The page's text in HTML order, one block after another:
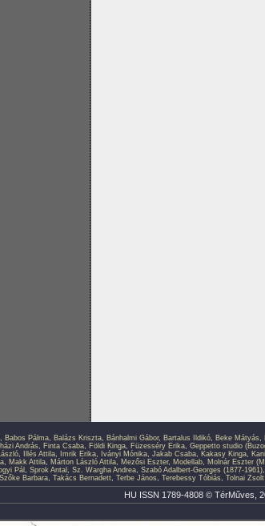
, Babos Pálma, Balázs Kriszta, Bánhalmi Gábor, Bartalus Ildikó, Beke Mátyás,
András, Finta Csaba, Földi Kinga, Füzesséry Erika, Geppetto studio
, Illés Attila, Imrik Erika, Iványi Mónika, Jakab Csaba, Kakasy Kinga,
, Makk Attila, Márton László Attila, Mezősi Eszter, Modellab, Molnár Eszter
Pál, Sprok Antal , Sz. Wargha Andrea, Szabó Adalbert-Georges (1877-1961),
Szőke Barbara, Takács Bernadett, Terbe János, Terebessy Tóbiás, Tolnai
HU ISSN 1789-4808 © TérMűves,